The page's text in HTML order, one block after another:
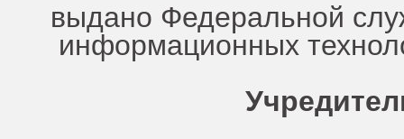
выдано Федеральной
информационных